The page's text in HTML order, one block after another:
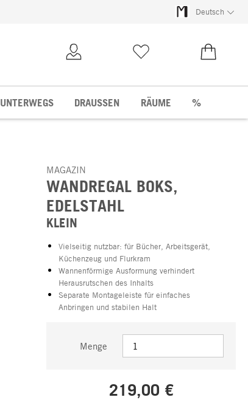
Deutsch
UNTERWEGS DRAUSSEN RÄUME %
MAGAZIN
WANDREGAL BOKS,
EDELSTAHL
KLEIN
Vielseitig nutzbar: für Bücher, Arbeitsgerät,
Küchenzeug und Flurkram
Wannenförmige Ausformung verhindert
Herausrutschen des Inhalts
Separate Montageleiste für einfaches
Anbringen und stabilen Halt
Menge
219,00 €